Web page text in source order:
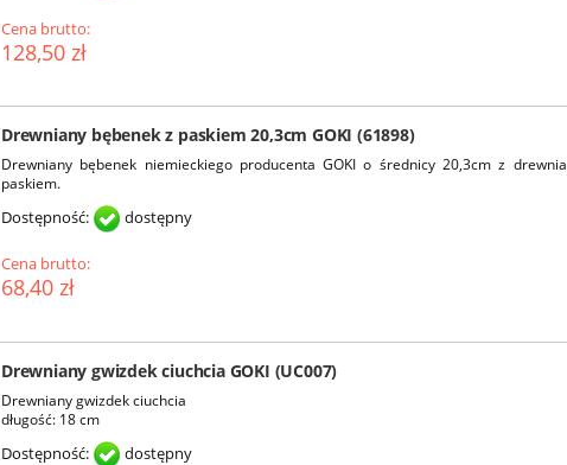
Cena brutto:
128,50 zł
Drewniany bębenek z paskiem 20,3cm GOKI (61898)
Drewniany bębenek niemieckiego producenta GOKI o średnicy 20,3cm z
paskiem.
Dostępność: dostępny
Cena brutto:
68,40 zł
Drewniany gwizdek ciuchcia GOKI (UC007)
Drewniany gwizdek ciuchcia
długość: 18 cm
Dostępność: dostępny